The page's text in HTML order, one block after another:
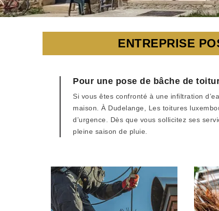
ENTREPRISE
Pour une pose de bâche de
Si vous êtes confronté à une infiltration
maison. À Dudelange, Les toitures
d’urgence. Dès que vous sollicitez ses
pleine saison de pluie.